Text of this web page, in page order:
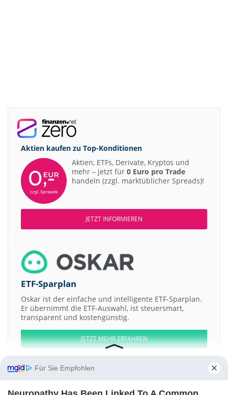
Aktien kaufen zu Top-Konditionen
Aktien, ETFs, Derivate, Kryptos und
mehr – jetzt für 0 Euro pro Trade
handeln (zzgl. marktüblicher Spreads)!
JETZT INFORMIEREN
ETF-Sparplan
Oskar ist der einfache und intelligente ETF-Sparplan.
Er übernimmt die ETF-Auswahl, ist steuersmart,
transparent und kostengünstig.
JETZT MEHR ERFAHREN
Für Sie Empfohlen